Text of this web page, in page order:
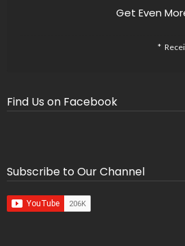
Get Even
Find Us on Facebook
Subscribe to Our Channel